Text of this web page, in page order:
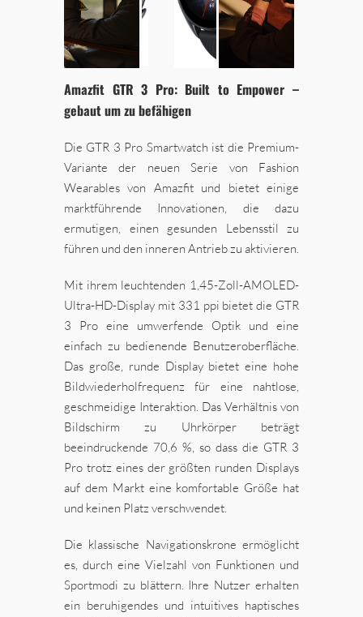
Amazfit GTR 3 Pro: Built to Empower –
gebaut um zu befähigen
Die GTR 3 Pro Smartwatch ist die Premium-
Variante der neuen Serie von Fashion
Wearables von Amazfit und bietet einige
marktführende Innovationen, die dazu
ermutigen, einen gesunden Lebensstil zu
führen und den inneren Antrieb zu aktivieren.
Mit ihrem leuchtenden 1,45-Zoll-AMOLED-
Ultra-HD-Display mit 331 ppi bietet die GTR
3 Pro eine umwerfende Optik und eine
einfach zu bedienende Benutzeroberfläche.
Das große, runde Display bietet eine hohe
Bildwiederholfrequenz für eine nahtlose,
geschmeidige Interaktion. Das Verhältnis von
Bildschirm zu Uhrkörper beträgt
beeindruckende 70,6 %, so dass die GTR 3
Pro trotz eines der größten runden Displays
auf dem Markt eine komfortable Größe hat
und keinen Platz verschwendet.
Die klassische Navigationskrone ermöglicht
es, durch eine Vielzahl von Funktionen und
Sportmodi zu blättern. Ihre Nutzer erhalten
ein beruhigendes und intuitives haptisches